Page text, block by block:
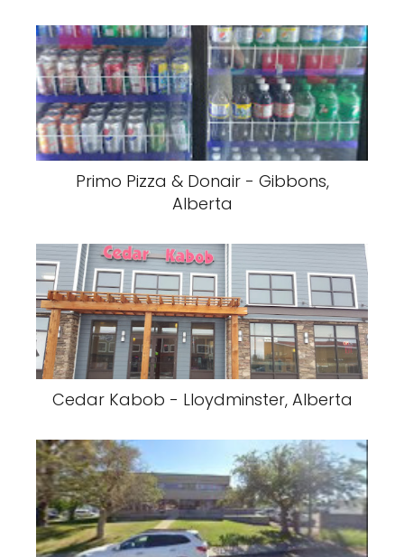
Primo Pizza & Donair - Gibbons,
Alberta
Cedar Kabob - Lloydminster, Alberta